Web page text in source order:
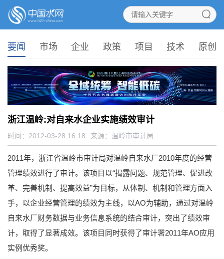
要闻 市场 企业 政策 项目 技术 原创
浙江温岭:对自来水企业实施绩效审计
时间：2012-03-28 16:18 来源： 温岭市审计局
2011年，浙江省温岭市审计局对温岭自来水厂2010年度的经营
管理绩效进行了审计。该项目以“揭露问题、规范管理、促进改
革、完善机制、提高效益”为目标，从体制、机制和管理方面入
手，以企业经营管理的绩效为主线，以AO为辅助，通过对温岭
自来水厂财务数据与业务信息系统的结合审计，突出了绩效审
计，取得了显著成效。该项目同时获得了审计署2011年AO应用
实例优秀奖。